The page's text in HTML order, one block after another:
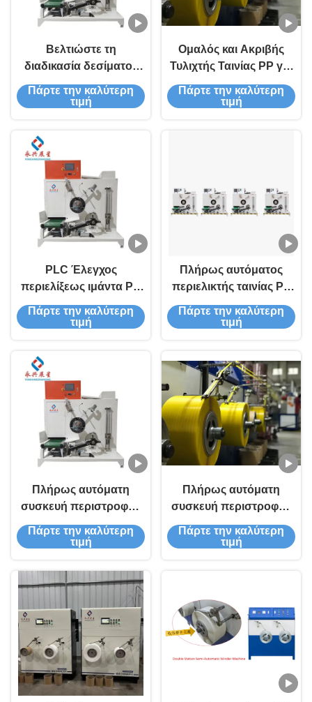
Βελτιώστε τη
διαδικασία δεσίματος
με ελαφρύ πυρήνα
περιέλιξης ιμάντα PP
Πάρτε την καλύτερη
τιμή
Ομαλός και Ακριβής
Τυλιχτής Ταινίας PP για
Ελαφριά Γραμμή
Παραγωγής
Πάρτε την καλύτερη
τιμή
PLC Έλεγχος
περιελίξεως ιμάντα PP
για ανθεκτική
λειτουργία και
Πάρτε την καλύτερη
τιμή
Πλήρως αυτόματος
περιελικτής ταινίας PP
για δεματοποίηση,
ρυθμιζόμενη τάση
Πάρτε την καλύτερη
τιμή
Πλήρως αυτόματη
συσκευή περιστροφής
ταινιών PP με έλεγχο
PLC Διαμέτρου 200 mm
Πάρτε την καλύτερη
τιμή
Πλήρως αυτόματη
συσκευή περιστροφής
ταινιών PP με
ρυθμιζόμενη τάση
Πάρτε την καλύτερη
τιμή